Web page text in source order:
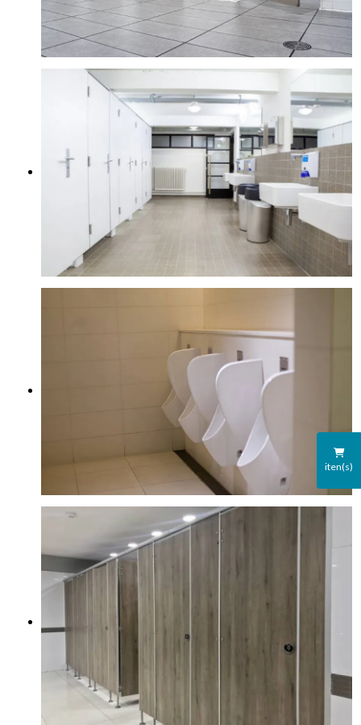
iten(s)